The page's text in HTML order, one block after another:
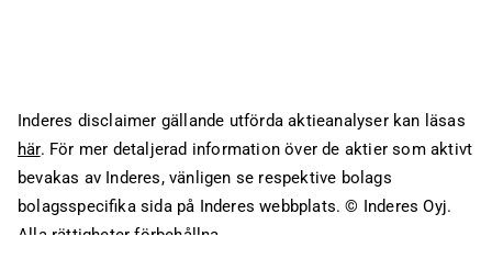
Inderes disclaimer gällande utförda aktieanalyser kan läsas
här. För mer detaljerad information över de aktier som aktivt
bevakas av Inderes, vänligen se respektive bolags
bolagsspecifika sida på Inderes webbplats. © Inderes Oyj.
Alla rättigheter förbehållna.